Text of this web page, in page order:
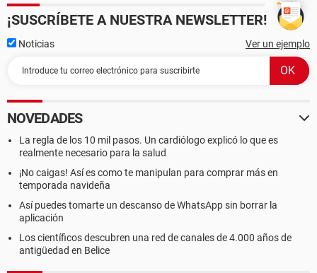
¡SUSCRÍBETE A NUESTRA NEWSLETTER!
Noticias Ver un ejemplo
NOVEDADES
La regla de los 10 mil pasos. Un cardiólogo explicó lo que es
realmente necesario para la salud
¡No caigas! Así es como te manipulan para comprar más en
temporada navideña
Así puedes tomarte un descanso de WhatsApp sin borrar la
aplicación
Los científicos descubren una red de canales de 4.000 años de
antigüedad en Belice